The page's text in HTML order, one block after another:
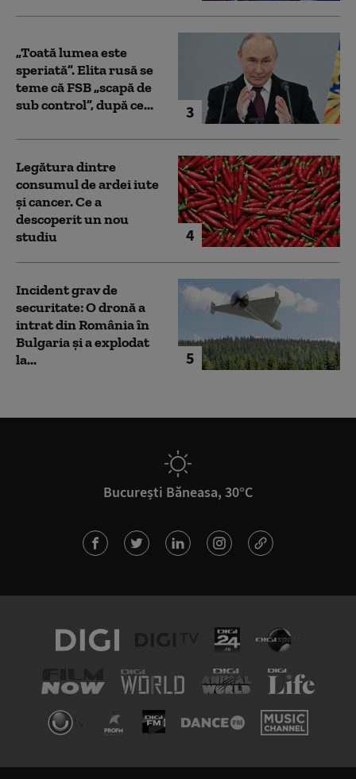
3
„Toată lumea este
speriată”. Elita rusă se
teme că FSB „scapă de
sub control”, după ce...
4
Legătura dintre
consumul de ardei iute
și cancer. Ce a
descoperit un nou
studiu
5
Incident grav de
securitate: O dronă a
intrat din România în
Bulgaria şi a explodat
la...
București Băneasa, 30°C